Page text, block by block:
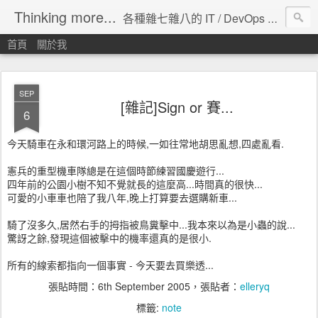
Thinking more... 各種雜七雜八的 IT / DevOps 工具 / 程式設計 / 雲端服務分享。
首頁 關於我
SEP
6 [雜記]Sign or 賽...
今天騎車在永和環河路上的時候,一如往常地胡思亂想,四處亂看.
憲兵的重型機車隊總是在這個時節練習國慶遊行...
四年前的公園小樹不知不覺就長的這麼高...時間真的很快...
可愛的小車車也陪了我八年,晚上打算要去選購新車...
騎了沒多久,居然右手的拇指被鳥糞擊中...我本來以為是小蟲的說...
驚訝之餘,發現這個被擊中的機率還真的是很小.
所有的線索都指向一個事實 - 今天要去買樂透...
張貼時間： 6th September 2005 ，張貼者： elleryq
標籤: note